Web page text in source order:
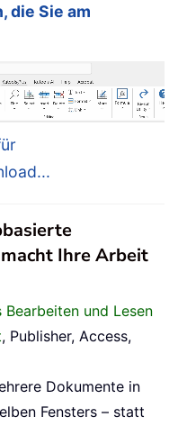
die Sie am
Ihre Arbeit
und Lesen
, Publisher, Access,
Dokumente in
Fensters – statt